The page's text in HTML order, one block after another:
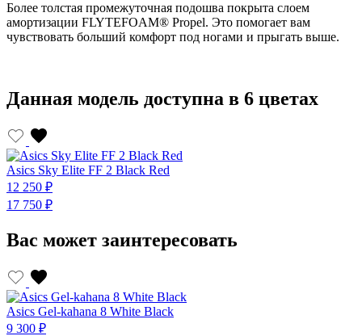
Более толстая промежуточная подошва покрыта слоем
амортизации FLYTEFOAM® Propel. Это помогает вам
чувствовать больший комфорт под ногами и прыгать выше.
Данная модель доступна в 6 цветах
Asics Sky Elite FF 2 Black Red
12 250 ₽
17 750 ₽
Вас может заинтересовать
Asics Gel-kahana 8 White Black
9 300 ₽